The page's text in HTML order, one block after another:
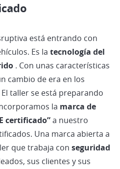
está entrando con
Es la tecnología del
. Con unas características
cambio de era en los
taller se está preparando
la marca de
certificado”a nuestro
Una marca abierta a
que trabaja con seguridad
sus clientes y sus